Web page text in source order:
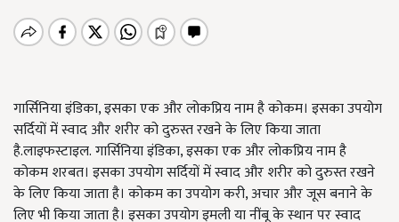
गार्सिनिया इंडिका, इसका एक और लोकप्रिय नाम है कोकम। इसका उपयोग
सर्दियों में स्वाद और शरीर को दुरुस्त रखने के लिए किया जाता
है.लाइफस्टाइल. गार्सिनिया इंडिका, इसका एक और लोकप्रिय नाम है
कोकम शरबत। इसका उपयोग सर्दियों में स्वाद और शरीर को दुरुस्त रखने
के लिए किया जाता है। कोकम का उपयोग करी, अचार और जूस बनाने के
लिए भी किया जाता है। इसका उपयोग इमली या नींबू के स्थान पर स्वाद